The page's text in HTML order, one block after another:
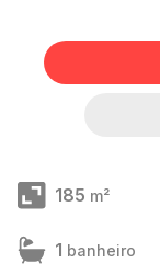
185 m²
1 banheiro